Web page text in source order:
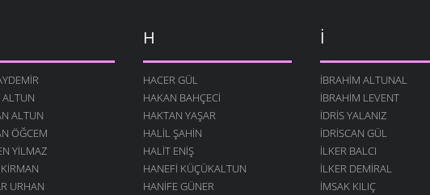
ALTUN
ALTUN
ÖĞCEM
YILMAZ
URHAN
H
HACER GÜL
HAKAN BAHÇECI
HAKTAN YAŞAR
HALIL ŞAHIN
HALIT ENIŞ
HANEFI KÜÇÜKALTUN
HANIFE GÜNER
İ
İBRAHIM ALTUNAL
İBRAHIM LEVENT
İDRIS YALANIZ
IDRISCAN GÜL
İLKER BALCI
İLKER DEMIRAL
İMSAK KILIÇ